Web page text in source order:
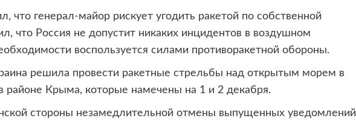
что генерал-майор рискует угодить ракетой по собственной
что Россия не допустит никаких инцидентов в воздушном
воспользуется силами противоракетной обороны.
решила провести ракетные стрельбы над открытым морем в
районе Крыма, которые намечены на 1 и 2 декабря.
стороны незамедлительной отмены выпущенных уведомлений